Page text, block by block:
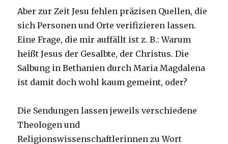
Aber zur Zeit Jesu fehlen präzisen Quellen, die
sich Personen und Orte verifizieren lassen.
Eine Frage, die mir auffällt ist z. B.: Warum
heißt Jesus der Gesalbte, der Christus. Die
Salbung in Bethanien durch Maria Magdalena
ist damit doch wohl kaum gemeint, oder?
Die Sendungen lassen jeweils verschiedene
Theologen und
Religionswissenschaftlerinnen zu Wort